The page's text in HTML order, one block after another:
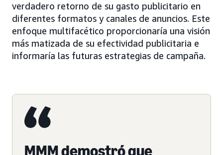
verdadero retorno de su gasto publicitario en
diferentes formatos y canales de anuncios. Este
enfoque multifacético proporcionaría una visión
más matizada de su efectividad publicitaria e
informaría las futuras estrategias de campaña.
MMM demostró que